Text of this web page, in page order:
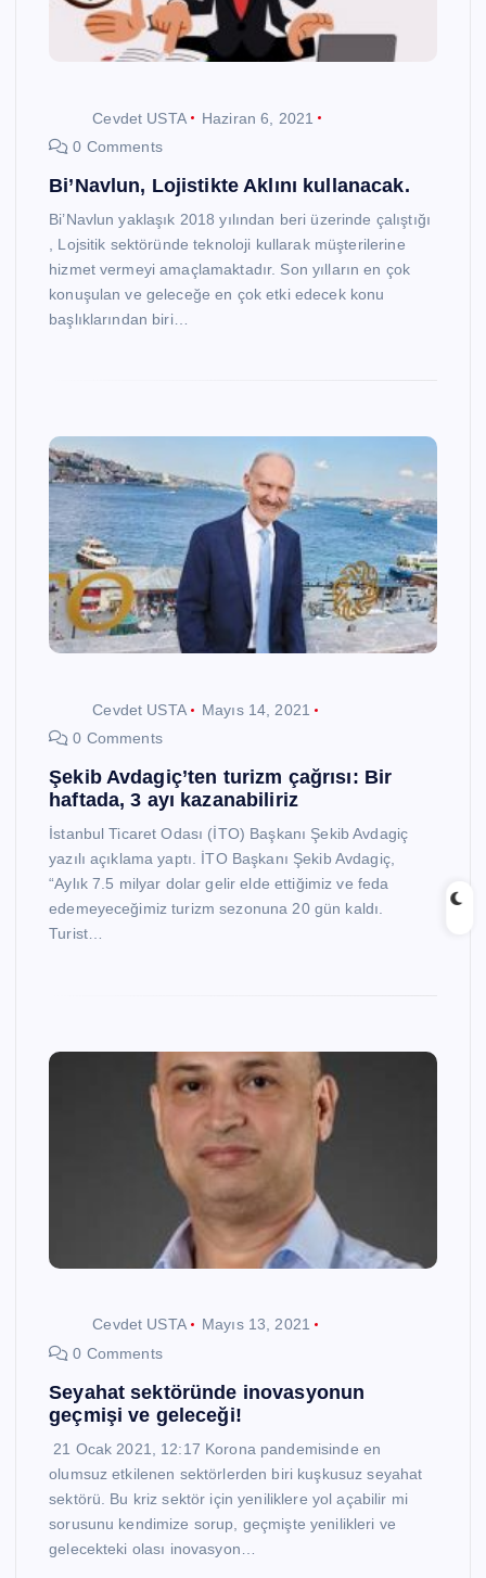
Cevdet USTA
Haziran 6, 2021
0 Comments
Bi’Navlun, Lojistikte Aklını kullanacak.
Bi’Navlun yaklaşık 2018 yılından beri üzerinde çalıştığı
, Lojsitik sektöründe teknoloji kullarak müşterilerine
hizmet vermeyi amaçlamaktadır. Son yılların en çok
konuşulan ve geleceğe en çok etki edecek konu
başlıklarından biri…
Cevdet USTA
Mayıs 14, 2021
0 Comments
Şekib Avdagiç’ten turizm çağrısı: Bir
haftada, 3 ayı kazanabiliriz
İstanbul Ticaret Odası (İTO) Başkanı Şekib Avdagiç
yazılı açıklama yaptı. İTO Başkanı Şekib Avdagiç,
“Aylık 7.5 milyar dolar gelir elde ettiğimiz ve feda
edemeyeceğimiz turizm sezonuna 20 gün kaldı.
Turist…
Cevdet USTA
Mayıs 13, 2021
0 Comments
Seyahat sektöründe inovasyonun
geçmişi ve geleceği!
21 Ocak 2021, 12:17 Korona pandemisinde en
olumsuz etkilenen sektörlerden biri kuşkusuz seyahat
sektörü. Bu kriz sektör için yeniliklere yol açabilir mi
sorusunu kendimize sorup, geçmişte yenilikleri ve
gelecekteki olası inovasyon…